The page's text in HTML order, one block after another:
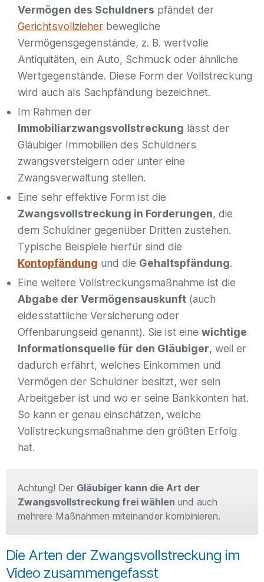
Vermögen des Schuldners pfändet der
Gerichtsvollzieher bewegliche
Vermögensgegenstände, z. B. wertvolle
Antiquitäten, ein Auto, Schmuck oder ähnliche
Wertgegenstände. Diese Form der Vollstreckung
wird auch als Sachpfändung bezeichnet.
Im Rahmen der
Immobiliarzwangsvollstreckung lässt der
Gläubiger Immobilien des Schuldners
zwangsversteigern oder unter eine
Zwangsverwaltung stellen.
Eine sehr effektive Form ist die
Zwangsvollstreckung in Forderungen, die
dem Schuldner gegenüber Dritten zustehen.
Typische Beispiele hierfür sind die
Kontopfändung und die Gehaltspfändung.
Eine weitere Vollstreckungsmaßnahme ist die
Abgabe der Vermögensauskunft (auch
eidesstattliche Versicherung oder
Offenbarungseid genannt). Sie ist eine wichtige
Informationsquelle für den Gläubiger, weil er
dadurch erfährt, welches Einkommen und
Vermögen der Schuldner besitzt, wer sein
Arbeitgeber ist und wo er seine Bankkonten hat.
So kann er genau einschätzen, welche
Vollstreckungsmaßnahme den größten Erfolg
hat.
Achtung! Der Gläubiger kann die Art der
Zwangsvollstreckung frei wählen und auch
mehrere Maßnahmen miteinander kombinieren.
Die Arten der Zwangsvollstreckung im
Video zusammengefasst